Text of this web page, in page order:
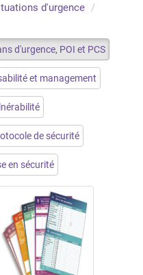
d'urgence
d'urgence, POI et PCS
et management
de sécurité
en sécurité